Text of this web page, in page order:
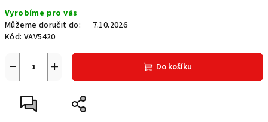
cena:
Vyrobíme pro vás
Můžeme doručit do:
7.10.2026
Kód: VAV5420
+
− Do košíku